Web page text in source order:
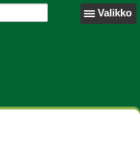
Valikko